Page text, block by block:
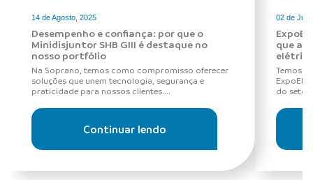
14 de Agosto, 2025
Desempenho e confiança: por que o
Minidisjuntor SHB GIII é destaque no
nosso portfólio
Na Soprano, temos como compromisso oferecer
soluções que unem tecnologia, segurança e
praticidade para nossos clientes....
Continuar lendo
02 de
que a
Temos
do setor